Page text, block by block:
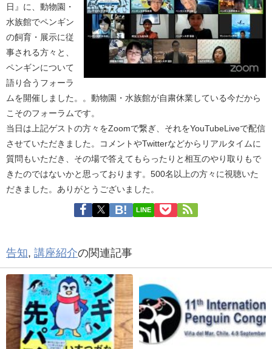
日』に、動物園・
水族館でペンギン
の飼育・展示に従
事される方々と、
ペンギンについて
語り合うフォーラ
ムを開催しました。。動物園・水族館が自粛休業している今だから
こそのフォーラムです。
当日は上記ゲストの方々をZoomで繋ぎ、それをYouTubeLiveで配信
させていただきました。コメントやTwitterなどからリアルタイムに
質問もいただき、その場で答えてもらったりと相互のやり取りもで
きたのではないかと思っております。500名以上の方々に視聴いた
だきました。ありがとうございました。
LINE
告知, 講座紹介の関連記事